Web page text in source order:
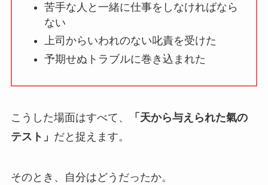
苦手な人と一緒に仕事をしなければなら
ない
上司からいわれのない叱責を受けた
予期せぬトラブルに巻き込まれた
こうした場面はすべて、
「天から与えられた氣の
テスト」 だと捉えます。
そのとき、自分はどうだったか。